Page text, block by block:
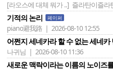
[라오스에 대체 뭐가 ..] 즐라탄이즐
기적의 논리 페이퍼
piano避我路 | 2026-08-10 12:55
어쩐지 세네카라 할 수 없는 세네카
나귀님 | 2026-08-10 11:36
새로운 맥락이라는 이름의 노이즈